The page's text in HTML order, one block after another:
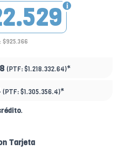
(PTF: $1.218.332.64)*
(PTF: $1.305.356.4)*
.
Tarjeta